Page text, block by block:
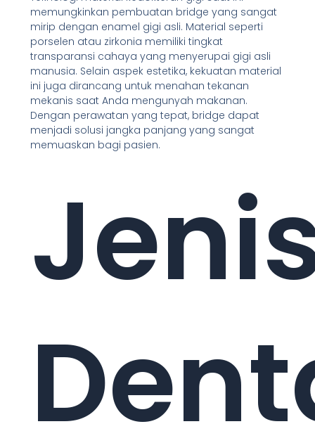
memungkinkan pembuatan bridge yang sangat
mirip dengan enamel gigi asli. Material seperti
porselen atau zirkonia memiliki tingkat
transparansi cahaya yang menyerupai gigi asli
manusia. Selain aspek estetika, kekuatan material
ini juga dirancang untuk menahan tekanan
mekanis saat Anda mengunyah makanan.
Dengan perawatan yang tepat, bridge dapat
menjadi solusi jangka panjang yang sangat
memuaskan bagi pasien.